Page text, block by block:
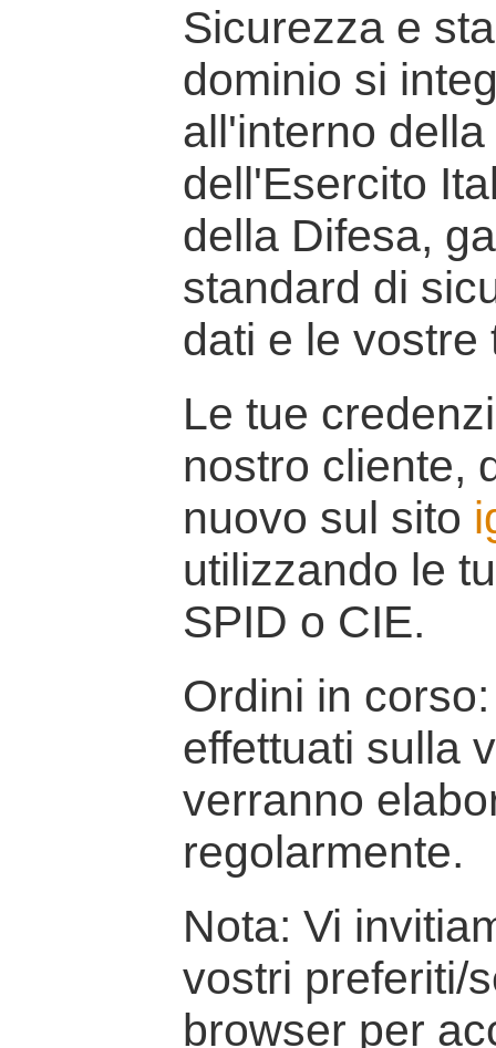
Sicurezza e
dominio si
all'interno
dell'Esercito
della Difesa,
standard di
dati e le vostre
Le tue
nostro cliente,
nuovo sul sito
utilizzando le
SPID o CIE.
Ordini in
effettuati sulla
verranno
regolarmente.
Nota: Vi
vostri preferiti/
browser per